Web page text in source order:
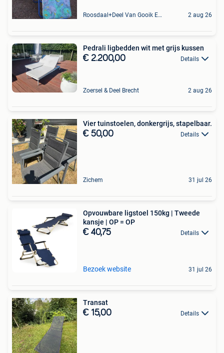
Roosdaal+Deel Van Gooik En Sint-Kwintens-Lennik 2 aug 26
Pedrali ligbedden wit met grijs kussen
€ 2.200,00 Details
Zoersel & Deel Brecht 2 aug 26
Vier tuinstoelen, donkergrijs, stapelbaar.
€ 50,00 Details
Zichem 31 jul 26
Opvouwbare ligstoel 150kg | Tweede
kansje | OP = OP
€ 40,75 Details
Bezoek website 31 jul 26
Transat
€ 15,00 Details